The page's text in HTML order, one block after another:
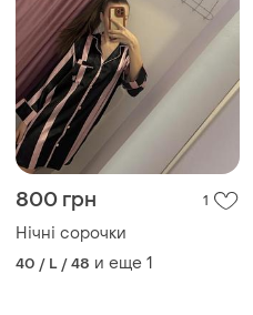
800 грн 1
Нічні сорочки
40 / L / 48 и еще 1